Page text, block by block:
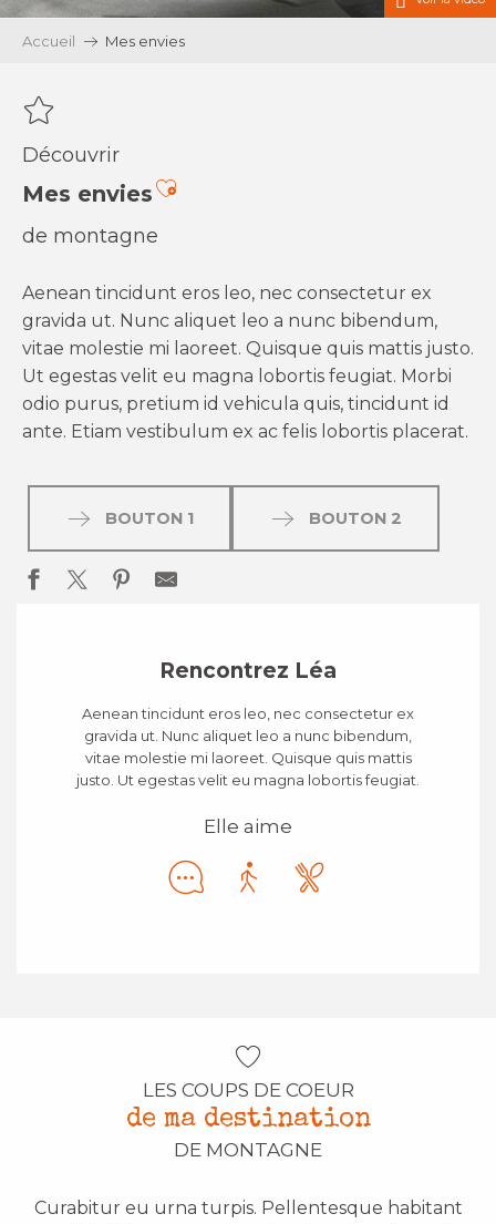
Accueil Mes envies
Découvrir
Mes enviesAjouter aux favoris
de montagne
Aenean tincidunt eros leo, nec consectetur ex
gravida ut. Nunc aliquet leo a nunc bibendum,
vitae molestie mi laoreet. Quisque quis mattis justo.
Ut egestas velit eu magna lobortis feugiat. Morbi
odio purus, pretium id vehicula quis, tincidunt id
ante. Etiam vestibulum ex ac felis lobortis placerat.
BOUTON 1 BOUTON 2
Rencontrez Léa
Aenean tincidunt eros leo, nec consectetur ex
gravida ut. Nunc aliquet leo a nunc bibendum,
vitae molestie mi laoreet. Quisque quis mattis
justo. Ut egestas velit eu magna lobortis feugiat.
Elle aime
LES COUPS DE COEUR
de ma destination
DE MONTAGNE
Curabitur eu urna turpis. Pellentesque habitant